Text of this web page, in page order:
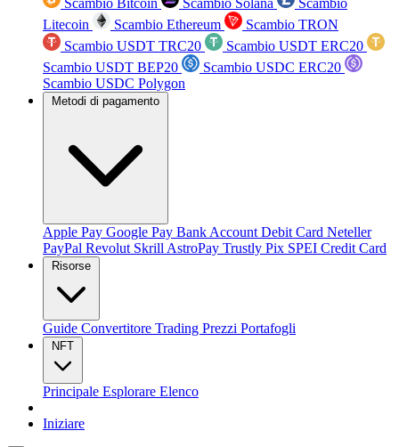
Scambio Bitcoin Scambio Solana
Scambio
Litecoin
Scambio Ethereum
Scambio TRON
Scambio USDT TRC20
Scambio USDT ERC20
Scambio USDT BEP20
Scambio USDC ERC20
Scambio USDC Polygon
Metodi di pagamento
Apple Pay Google Pay Bank Account Debit Card Neteller
PayPal Revolut Skrill AstroPay Trustly Pix SPEI Credit Card
Risorse
Guide Convertitore Trading Prezzi Portafogli
NFT
Principale Esplorare Elenco
Iniziare